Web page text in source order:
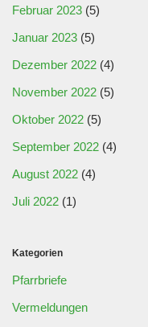
Februar 2023 (5)
Januar 2023 (5)
Dezember 2022 (4)
November 2022 (5)
Oktober 2022 (5)
September 2022 (4)
August 2022 (4)
Juli 2022 (1)
Kategorien
Pfarrbriefe
Vermeldungen